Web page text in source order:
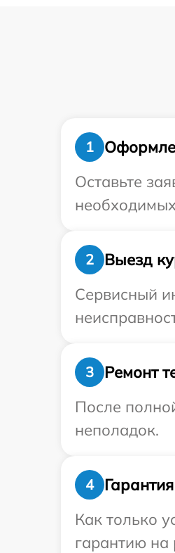
1
Оставьте
2
Выезд
Сервисный
3
Ремонт
После
неполадок.
4
Гарантия
Как только
гарантию на